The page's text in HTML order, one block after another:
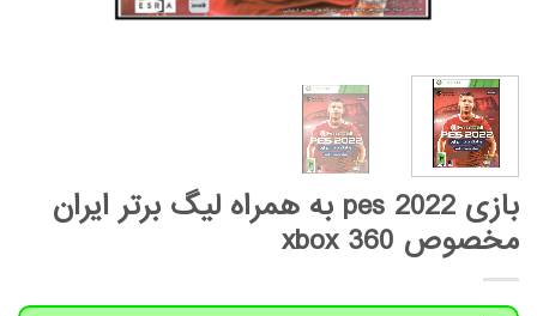
بازی pes 2022 به همراه لیگ برتر ایران
مخصوص xbox 360